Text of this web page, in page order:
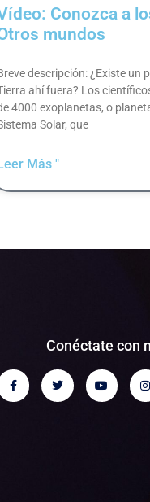
Conozca a
mundos
descripción: ¿Existe un
ahí fuera? Los
4000 exoplanetas, o
Solar, que
Leer Más "
Conéctate con